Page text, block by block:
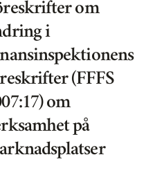
om
i
(FFFS
om
på